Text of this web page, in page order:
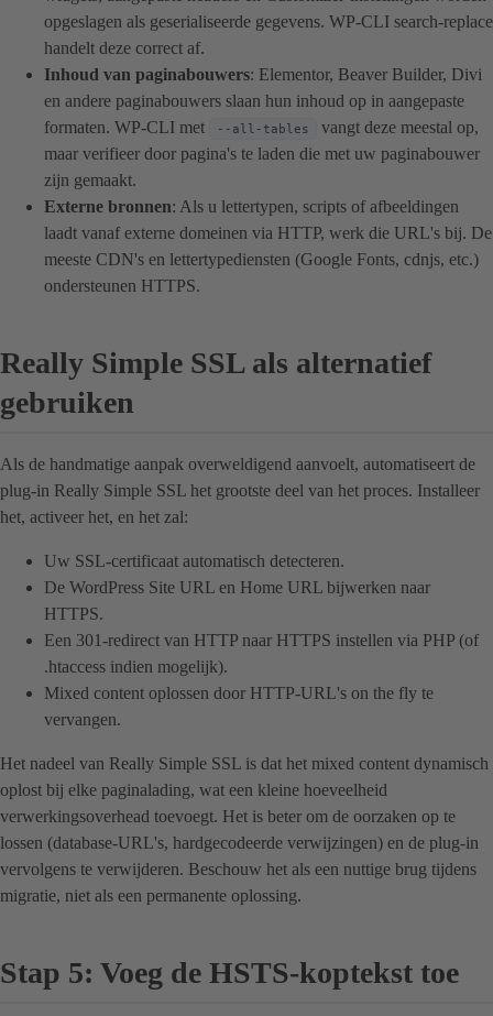
opgeslagen als geserialiseerde gegevens. WP-CLI search-replace
handelt deze correct af.
Inhoud van paginabouwers: Elementor, Beaver Builder, Divi
en andere paginabouwers slaan hun inhoud op in aangepaste
formaten. WP-CLI met
--all-tables
vangt deze meestal op,
maar verifieer door pagina's te laden die met uw paginabouwer
zijn gemaakt.
Externe bronnen: Als u lettertypen, scripts of afbeeldingen
laadt vanaf externe domeinen via HTTP, werk die URL's bij. De
meeste CDN's en lettertypediensten (Google Fonts, cdnjs, etc.)
ondersteunen HTTPS.
Really Simple SSL als alternatief
gebruiken
Als de handmatige aanpak overweldigend aanvoelt, automatiseert de
plug-in Really Simple SSL het grootste deel van het proces. Installeer
het, activeer het, en het zal:
Uw SSL-certificaat automatisch detecteren.
De WordPress Site URL en Home URL bijwerken naar
HTTPS.
Een 301-redirect van HTTP naar HTTPS instellen via PHP (of
.htaccess indien mogelijk).
Mixed content oplossen door HTTP-URL's on the fly te
vervangen.
Het nadeel van Really Simple SSL is dat het mixed content dynamisch
oplost bij elke paginalading, wat een kleine hoeveelheid
verwerkingsoverhead toevoegt. Het is beter om de oorzaken op te
lossen (database-URL's, hardgecodeerde verwijzingen) en de plug-in
vervolgens te verwijderen. Beschouw het als een nuttige brug tijdens
migratie, niet als een permanente oplossing.
Stap 5: Voeg de HSTS-koptekst toe